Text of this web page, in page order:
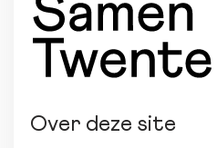
Over deze site